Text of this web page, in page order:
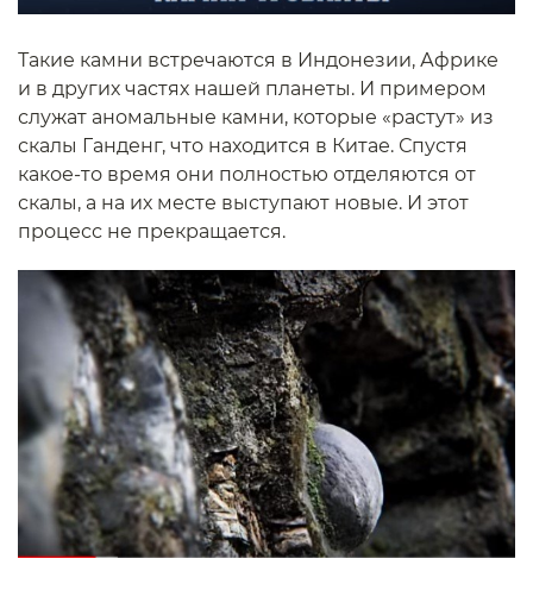
Такие камни встречаются в Индонезии, Африке
и в других частях нашей планеты. И примером
служат аномальные камни, которые «растут» из
скалы Ганденг, что находится в Китае. Спустя
какое-то время они полностью отделяются от
скалы, а на их месте выступают новые. И этот
процесс не прекращается.